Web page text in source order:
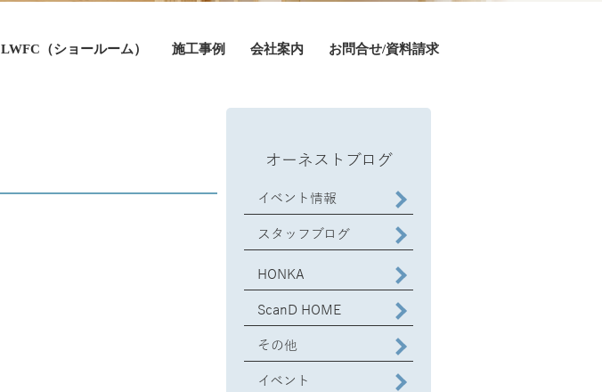
LWFC（ショールーム） 施工事例 会社案内 お問合せ/資料請求
オーネストブログ
イベント情報
スタッフブログ
HONKA
ScanD HOME
その他
イベント